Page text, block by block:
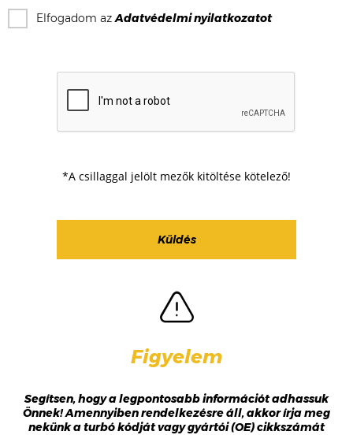
Elfogadom azAdatvédelmi nyilatkozatot
*A csillaggal jelölt mezők kitöltése kötelező!
Figyelem
Segítsen, hogy a legpontosabb információt adhassuk
Önnek! Amennyiben rendelkezésre áll, akkor írja meg
nekünk a turbó kódját vagy gyártói (OE) cikkszámát